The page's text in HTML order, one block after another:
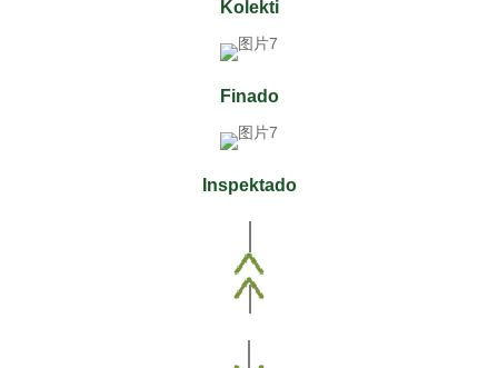
Kolekti
Finado
Inspektado